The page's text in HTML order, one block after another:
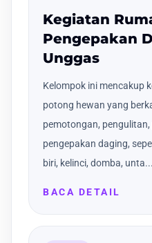
Kegiatan
Pengepakan
Unggas
Kelompok ini mencakup
potong hewan yang
pemotongan,
pengepakan daging,
biri, kelinci, domba, unta...
BACA DETAIL